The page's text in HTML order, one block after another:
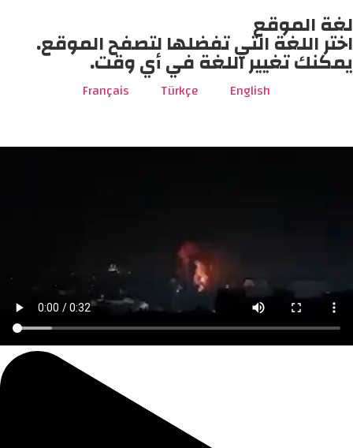
لغة الموقع
اختر اللغة التي تفضلها لتصفح الموقع.
يمكنك تغيير اللغة في أي وقت.
English
Türkçe
Français